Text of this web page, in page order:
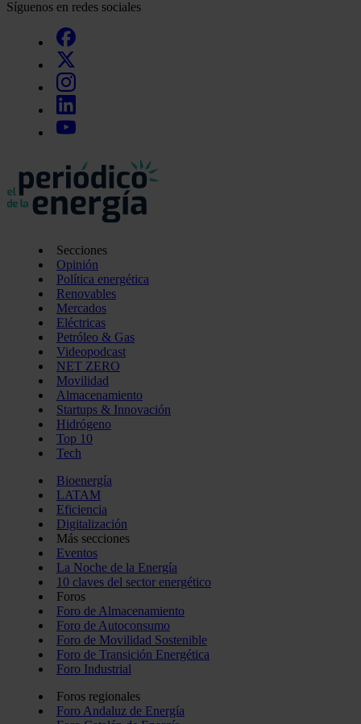
Síguenos en redes sociales
Secciones
Opinión
Política energética
Renovables
Mercados
Eléctricas
Petróleo & Gas
Videopodcast
NET ZERO
Movilidad
Almacenamiento
Startups & Innovación
Hidrógeno
Top 10
Tech
Bioenergía
LATAM
Eficiencia
Digitalización
Más secciones
Eventos
La Noche de la Energía
10 claves del sector energético
Foros
Foro de Almacenamiento
Foro de Autoconsumo
Foro de Movilidad Sostenible
Foro de Transición Energética
Foro Industrial
Foros regionales
Foro Andaluz de Energía